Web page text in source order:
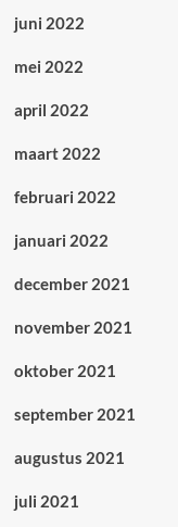
juni 2022
mei 2022
april 2022
maart 2022
februari 2022
januari 2022
december 2021
november 2021
oktober 2021
september 2021
augustus 2021
juli 2021